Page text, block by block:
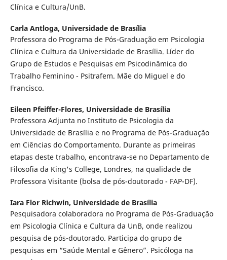
Clínica e Cultura/UnB.
Carla Antloga, Universidade de Brasília
Professora do Programa de Pós-Graduação em Psicologia
Clínica e Cultura da Universidade de Brasília. Líder do
Grupo de Estudos e Pesquisas em Psicodinâmica do
Trabalho Feminino - Psitrafem. Mãe do Miguel e do
Francisco.
Eileen Pfeiffer-Flores, Universidade de Brasília
Professora Adjunta no Instituto de Psicologia da
Universidade de Brasília e no Programa de Pós-Graduação
em Ciências do Comportamento. Durante as primeiras
etapas deste trabalho, encontrava-se no Departamento de
Filosofia da King's College, Londres, na qualidade de
Professora Visitante (bolsa de pós-doutorado - FAP-DF).
Iara Flor Richwin, Universidade de Brasília
Pesquisadora colaboradora no Programa de Pós-Graduação
em Psicologia Clínica e Cultura da UnB, onde realizou
pesquisa de pós-doutorado. Participa do grupo de
pesquisas em “Saúde Mental e Gênero”. Psicóloga na